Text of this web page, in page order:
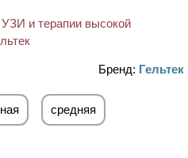
Бренд: Гельтек
средняя